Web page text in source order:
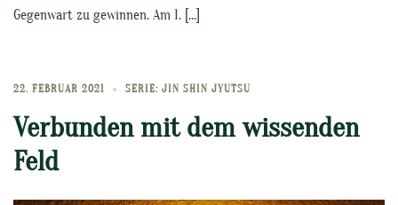
Gegenwart zu gewinnen. Am 1. […]
22. FEBRUAR 2021 SERIE: JIN SHIN JYUTSU
Verbunden mit dem wissenden
Feld